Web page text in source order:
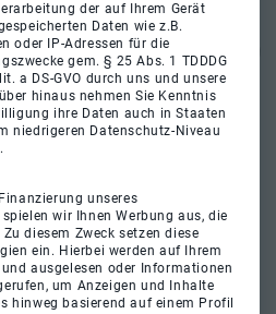
der auf Ihrem Gerät
Daten wie z.B.
oder IP-Adressen für die
gem. § 25 Abs. 1 TDDDG
a DS-GVO durch uns und unsere
hinaus nehmen Sie Kenntnis
ihre Daten auch in Staaten
niedrigeren Datenschutz-Niveau
unseres
wir Ihnen Werbung aus, die
diesem Zweck setzen diese
ein. Hierbei werden auf Ihrem
ausgelesen oder Informationen
um Anzeigen und Inhalte
hinweg basierend auf einem Profil